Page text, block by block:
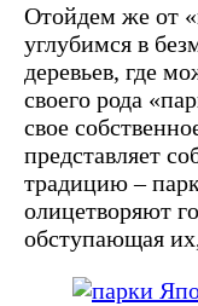
Отойдем же от
углубимся в
деревьев, где
своего рода
свое
представляет
традицию –
олицетворяют
обступающая